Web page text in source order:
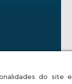
LinkedIndo site e